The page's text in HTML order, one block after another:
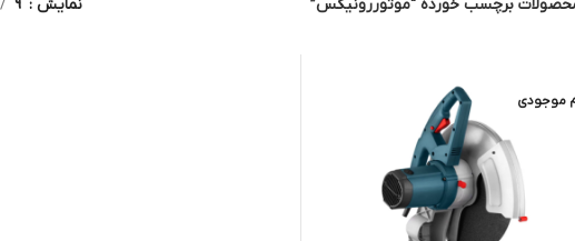
برچسب خورده “موتوررونیکس” نمایش 9
موجودی